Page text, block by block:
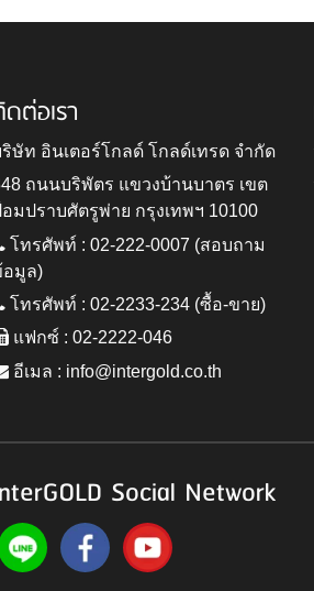
ต่อเรา
ษัท อินเตอร์โกลด์ โกลด์เทรด จำกัด
ถนนบริพัตร แขวงบ้านบาตร เขต
มปราบศัตรูพ่าย กรุงเทพฯ 10100
โทรศัพท์ : 02-222-0007 (สอบถาม
มูล)
โทรศัพท์ : 02-2233-234 (ซื้อ-ขาย)
แฟกซ์ : 02-2222-046
อีเมล : info@intergold.co.th
Social Network